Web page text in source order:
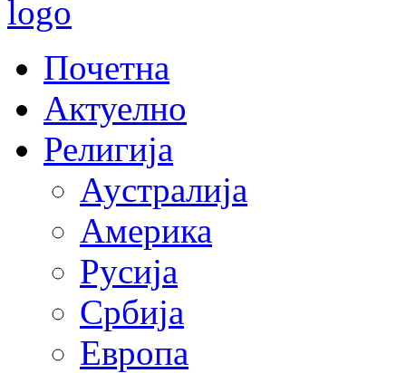
Почетна
Актуелно
Религија
Аустралија
Америка
Русија
Србија
Европа